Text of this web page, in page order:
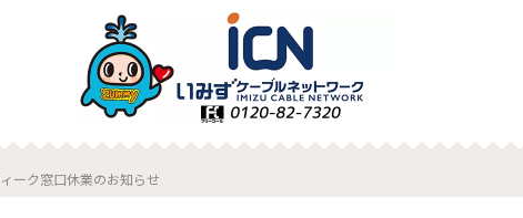
ーク窓口休業のお知らせ